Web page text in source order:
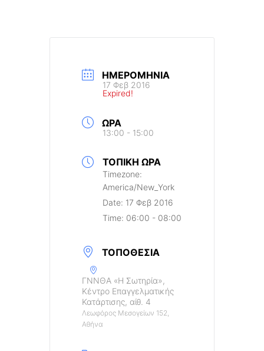
ΗΜΕΡΟΜΗΝΊΑ
17 Φεβ 2016
Expired!
ΏΡΑ
13:00 - 15:00
ΤΟΠΙΚΉ ΏΡΑ
Timezone:
America/New_York
Date: 17 Φεβ 2016
Time: 06:00 - 08:00
ΤΟΠΟΘΕΣΊΑ
ΓΝΝΘΑ «Η Σωτηρία»,
Κέντρο Επαγγελματικής
Κατάρτισης, αίθ. 4
Λεωφόρος Μεσογείων 152,
Αθήνα